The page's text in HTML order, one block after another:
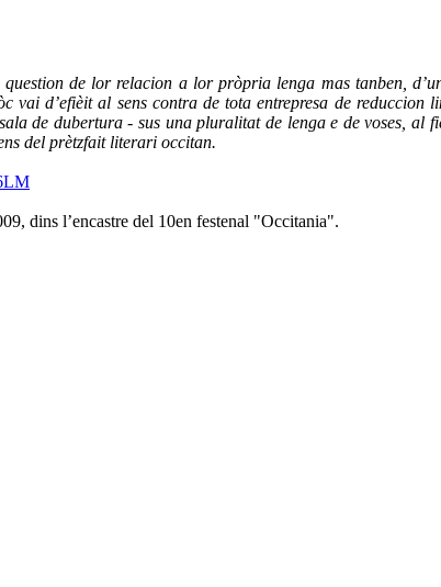
de lor relacion a lor pròpria lenga mas tanben,
vai d’efièit al sens contra de tota entrepresa de
de dubertura - sus una pluralitat de lenga e de voses, al
del prètzfait literari occitan.
dins l’encastre del 10en festenal "Occitania".